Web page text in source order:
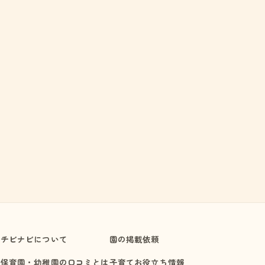
チビナビについて
保育園・幼稚園の口コミとは
園の掲載依頼
子育てお役立ち情報